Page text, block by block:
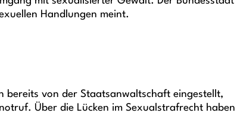
Handlungen meint.
bereits von der Staatsanwaltschaft eingestellt,
Über die Lücken im Sexualstrafrecht haben